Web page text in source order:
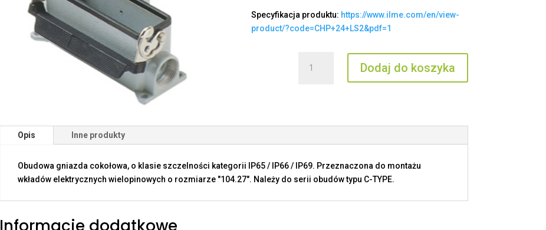
Specyfikacja produktu: https://www.ilme.com/en/view-
product/?code=CHP+24+LS2&pdf=1
CHP
Dodaj do koszyka
Opis Inne produkty
Obudowa gniazda cokołowa, o klasie szczelności kategorii IP65 / IP66 / IP69. Przeznaczona do montażu
wkładów elektrycznych wielopinowych o rozmiarze "104.27". Należy do serii obudów typu C-TYPE.